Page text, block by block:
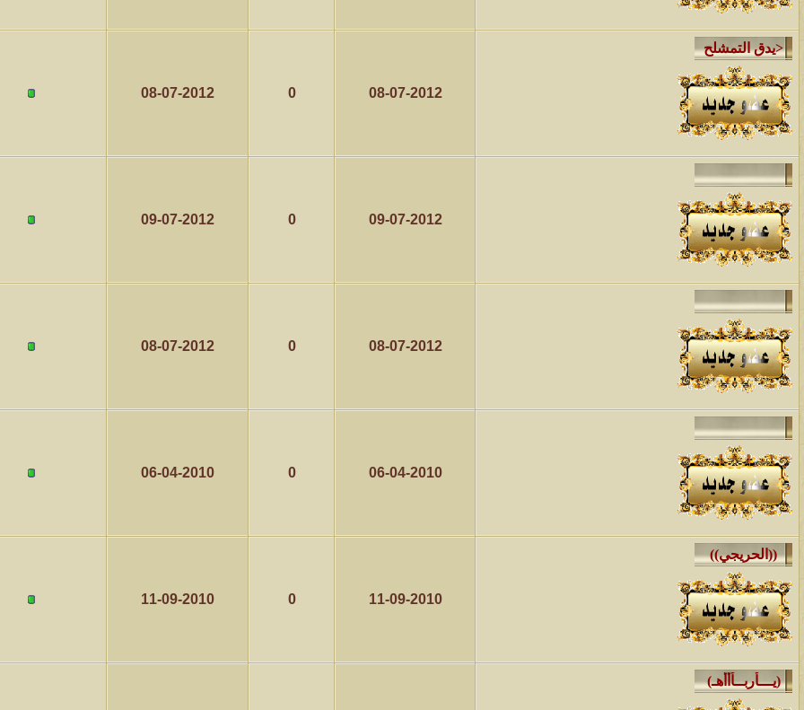
08-07-2012
0
08-07-2012
09-07-2012
0
09-07-2012
08-07-2012
0
08-07-2012
06-04-2010
0
06-04-2010
11-09-2010
0
11-09-2010